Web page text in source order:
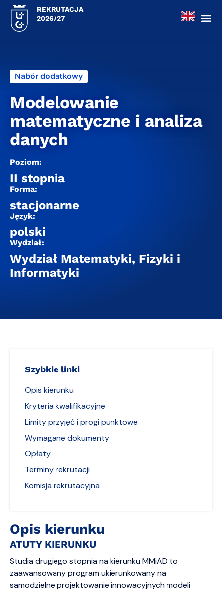
REKRUTACJA
2026/27
Nabór dodatkowy
Modelowanie
matematyczne i analiza
danych
Poziom:
II stopnia
Forma:
stacjonarne
Język:
polski
Wydział:
Wydział Matematyki, Fizyki i
Informatyki
Opis kierunku
ATUTY KIERUNKU
Studia drugiego stopnia na kierunku MMiAD to
zaawansowany program ukierunkowany na
samodzielne projektowanie innowacyjnych modeli
Szybkie linki
Opis kierunku
Kryteria kwalifikacyjne
Limity przyjęć i progi punktowe
Wymagane dokumenty
Opłaty
Terminy rekrutacji
Komisja rekrutacyjna